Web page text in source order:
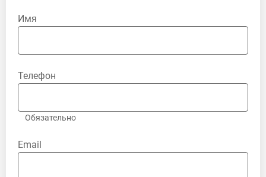
Имя
Телефон
Обязательно
Email